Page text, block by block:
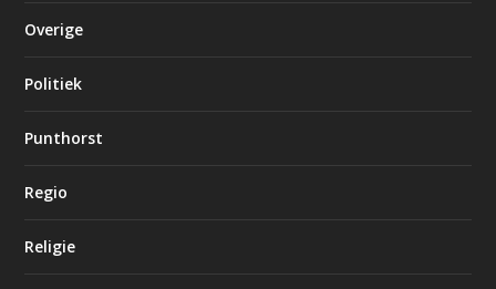
Overige
Politiek
Punthorst
Regio
Religie